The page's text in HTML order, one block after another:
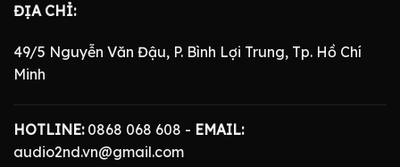
ĐỊA CHỈ:
49/5 Nguyễn Văn Đậu, P. Bình Lợi Trung, Tp. Hồ Chí
Minh
HOTLINE:0868 068 608 - EMAIL:
audio2nd.vn@gmail.com